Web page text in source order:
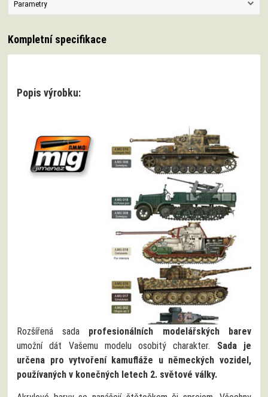
Parametry
Kompletní specifikace
Popis výrobku:
Rozšířená sada profesionálních modelářských barev
umožní dát Vašemu modelu osobitý charakter. Sada je
určena pro vytvoření kamufláže u německých vozidel,
používaných v konečných letech 2. světové války.